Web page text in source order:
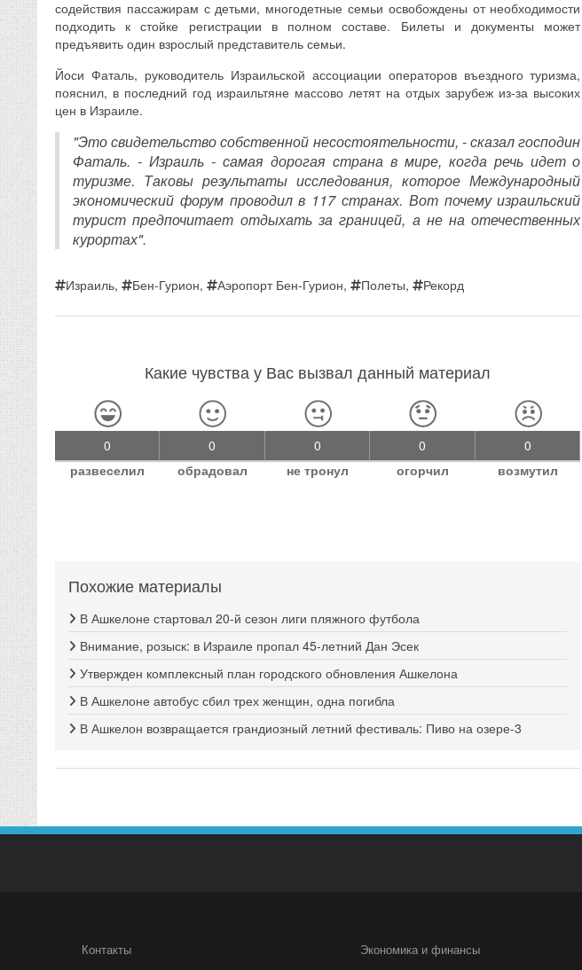
содействия пассажирам с детьми, многодетные семьи освобождены от необходимости
подходить к стойке регистрации в полном составе. Билеты и документы может
предъявить один взрослый представитель семьи.
Йоси Фаталь, руководитель Израильской ассоциации операторов въездного туризма,
пояснил, в последний год израильтяне массово летят на отдых зарубеж из-за высоких
цен в Израиле.
"Это свидетельство собственной несостоятельности, - сказал господин
Фаталь. - Израиль - самая дорогая страна в мире, когда речь идет о
туризме. Таковы результаты исследования, которое Международный
экономический форум проводил в 117 странах. Вот почему израильский
турист предпочитает отдыхать за границей, а не на отечественных
курортах".
Израиль, Бен-Гурион, Аэропорт Бен-Гурион, Полеты, Рекорд
Какие чувства у Вас вызвал данный материал
0
развеселил
0
обрадовал
0
не тронул
0
огорчил
0
возмутил
Похожие материалы
В Ашкелоне стартовал 20-й сезон лиги пляжного футбола
Внимание, розыск: в Израиле пропал 45-летний Дан Эсек
Утвержден комплексный план городского обновления Ашкелона
В Ашкелоне автобус сбил трех женщин, одна погибла
В Ашкелон возвращается грандиозный летний фестиваль: Пиво на озере-3
Контакты
Экономика и финансы